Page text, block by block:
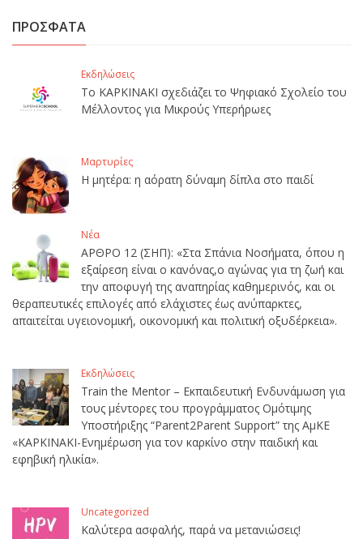
ΠΡΟΣΦΑΤΑ
Εκδηλώσεις
Το ΚΑΡΚΙΝΑΚΙ σχεδιάζει το Ψηφιακό Σχολείο του
Μέλλοντος για Μικρούς Υπερήρωες
Μαρτυρίες
Η μητέρα: η αόρατη δύναμη δίπλα στο παιδί
Νέα
ΑΡΘΡΟ 12 (ΣΗΠ): «Στα Σπάνια Νοσήματα, όπου η
εξαίρεση είναι ο κανόνας,ο αγώνας για τη ζωή και
την αποφυγή της αναπηρίας καθημερινός, και οι
θεραπευτικές επιλογές από ελάχιστες έως ανύπαρκτες,
απαιτείται υγειονομική, οικονομική και πολιτική οξυδέρκεια».
Εκδηλώσεις
Train the Mentor – Εκπαιδευτική Ενδυνάμωση για
τους μέντορες του προγράμματος Ομότιμης
Υποστήριξης “Parent2Parent Support” της ΑμΚΕ
«ΚΑΡΚΙΝΑΚΙ-Ενημέρωση για τον καρκίνο στην παιδική και
εφηβική ηλικία».
Uncategorized
Καλύτερα ασφαλής, παρά να μετανιώσεις!